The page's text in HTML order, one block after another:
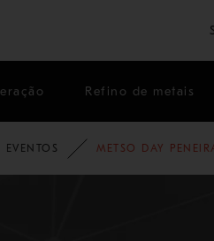
Refino de metais
EVENTOS METSO DAY